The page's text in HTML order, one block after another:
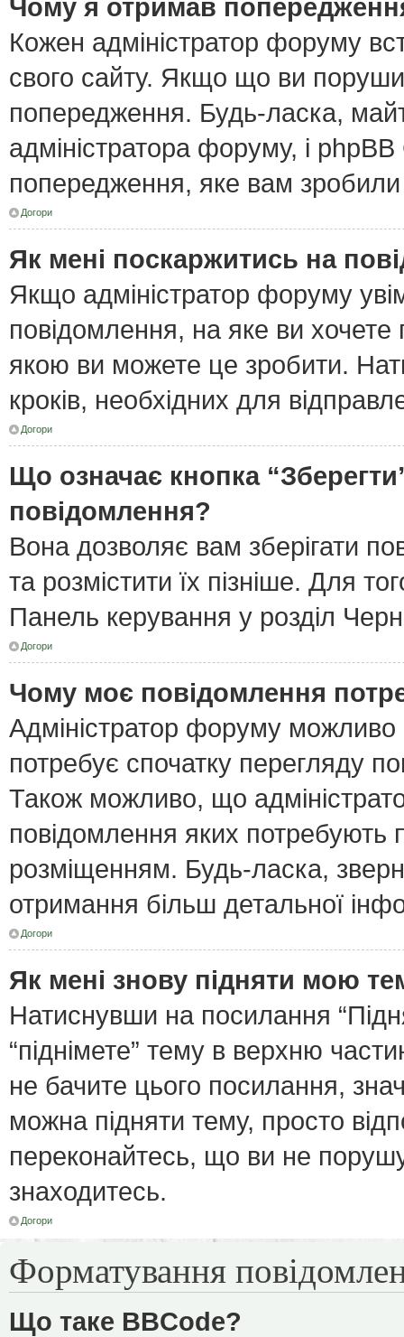
Чому я отримав
Кожен адміністратор форуму
свого сайту. Якщо що ви
попередження. Будь-ласка,
адміністратора форуму, і
попередження, яке вам
Догори
Як мені поскаржитись на
Якщо адміністратор форуму
повідомлення, на яке ви хочете
якою ви можете це зробити.
кроків, необхідних для
Догори
Що означає кнопка
повідомлення?
Вона дозволяє вам зберігати
та розмістити їх пізніше. Для
Панель керування у розділ
Догори
Чому моє повідомлення
Адміністратор форуму
потребує спочатку перегляду
Також можливо, що
повідомлення яких потребують
розміщенням. Будь-ласка,
отримання більш детальної
Догори
Як мені знову підняти мою
Натиснувши на посилання
“піднімете” тему в верхню
не бачите цього посилання,
можна підняти тему, просто
переконайтесь, що ви не
знаходитесь.
Догори
Форматування
Що таке BBCode?